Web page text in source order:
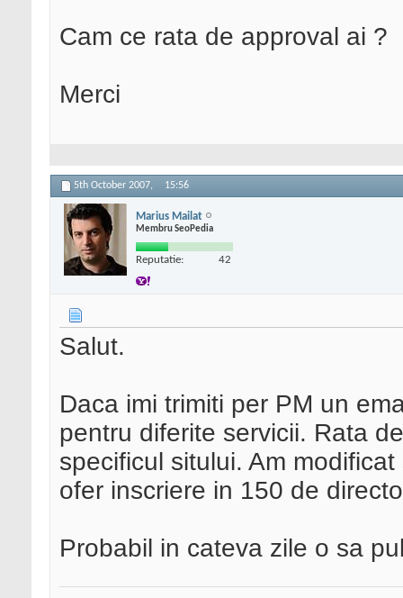
Cam ce rata de approval ai ?
Merci
5th October 2007, 15:56
Marius Mailat
Membru SeoPedia
Reputatie: 42
Salut.
Daca imi trimiti per PM un
pentru diferite servicii. Rata
specificul sitului. Am
ofer inscriere in 150 de
Probabil in cateva zile o sa